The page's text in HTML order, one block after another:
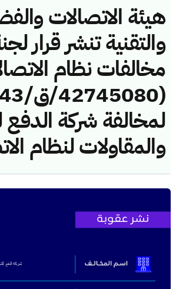
هيئة الاتصالات
والتقنية تنشر قرار
مخالفات نظام
لمخالفة شركة الدفع
والمقاولات لنظام